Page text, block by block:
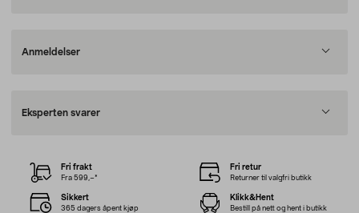
Anmeldelser
Eksperten svarer
Fri frakt
Fra 599,–*
Fri retur
Returner til valgfri butikk
Sikkert
365 dagers åpent kjøp
Klikk&Hent
Bestill på nett og hent i butikk